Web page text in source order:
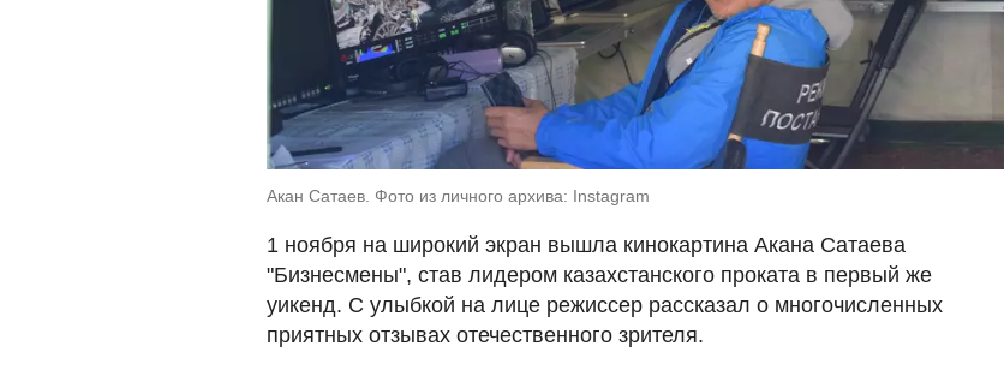
Акан Сатаев. Фото из личного архива: Instagram
1 ноября на широкий экран вышла кинокартина Акана Сатаева
"Бизнесмены", став лидером казахстанского проката в первый же
уикенд. С улыбкой на лице режиссер рассказал о многочисленных
приятных отзывах отечественного зрителя.